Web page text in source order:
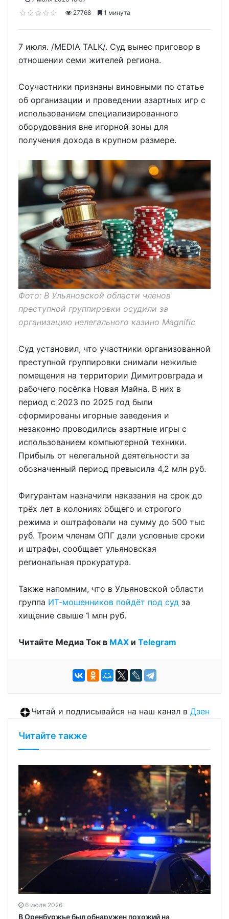
27768
1 минута
7 июля. /MEDIA TALK/. Суд вынес приговор в
отношении семи жителей региона.
Соучастники признаны виновными по статье
об организации и проведении азартных игр с
использованием специализированного
оборудования вне игорной зоны для
получения дохода в крупном размере.
Фото: В Ульяновской области членов
преступной группировки осудили за
организацию нелегального казино Magnific
Суд установил, что участники организованной
преступной группировки снимали нежилые
помещения на территории Димитровграда и
рабочего посёлка Новая Майна. В них в
период с 2023 по 2025 год были
сформированы игорные заведения и
незаконно проводились азартные игры с
использованием компьютерной техники.
Прибыль от нелегальной деятельности за
обозначенный период превысила 4,2 млн руб.
Фигурантам назначили наказания на срок до
трёх лет в колониях общего и строгого
режима и оштрафовали на сумму до 500 тыс
руб. Троим членам ОПГ дали условные сроки
и штрафы, сообщает ульяновская
региональная прокуратура.
Также напомним, что в Ульяновской области
группа ИТ-мошенников пойдёт под суд за
хищение свыше 1 млн руб.
Читайте Медиа Ток в МАХ и Telegram
Читай и подписывайся на наш канал в Дзен
Читайте также
6 июля 2026
В Оренбуржье был обнаружен похожий на